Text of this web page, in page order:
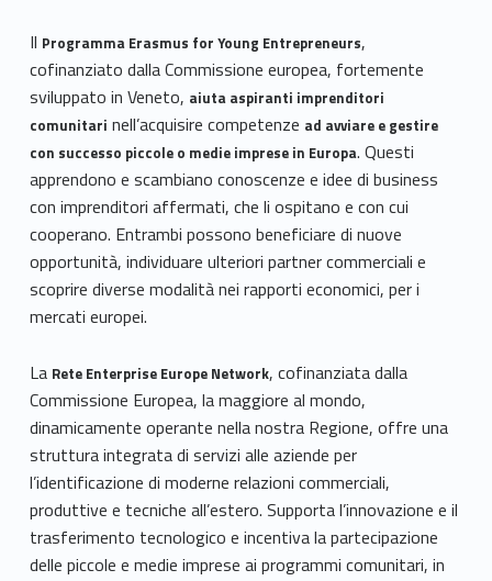
Il Programma Erasmus for Young Entrepreneurs,
cofinanziato dalla Commissione europea, fortemente
sviluppato in Veneto, aiuta aspiranti imprenditori
comunitari nell’acquisire competenze ad avviare e gestire
con successo piccole o medie imprese in Europa. Questi
apprendono e scambiano conoscenze e idee di business
con imprenditori affermati, che li ospitano e con cui
cooperano. Entrambi possono beneficiare di nuove
opportunità, individuare ulteriori partner commerciali e
scoprire diverse modalità nei rapporti economici, per i
mercati europei.
La Rete Enterprise Europe Network, cofinanziata dalla
Commissione Europea, la maggiore al mondo,
dinamicamente operante nella nostra Regione, offre una
struttura integrata di servizi alle aziende per
l’identificazione di moderne relazioni commerciali,
produttive e tecniche all’estero. Supporta l’innovazione e il
trasferimento tecnologico e incentiva la partecipazione
delle piccole e medie imprese ai programmi comunitari, in